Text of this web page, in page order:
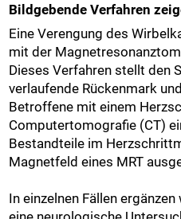
Bildgebende Verfahren
Eine Verengung des
mit der
Dieses Verfahren stellt den
verlaufende Rückenmark
Betroffene mit einem
Computertomografie (CT)
Bestandteile im
Magnetfeld eines MRT
In einzelnen Fällen